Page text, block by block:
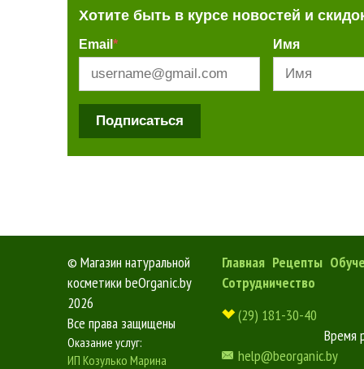
Хотите быть в курсе новостей и
Email * Имя
Подписаться
© Магазин натуральной
косметики beOrganic.by
2026
Все права защищены
Оказание услуг:
ИП Козулько Марина
Главная Рецепты
Сотрудничество
(29) 181-30-40
Время
help@beorganic.by